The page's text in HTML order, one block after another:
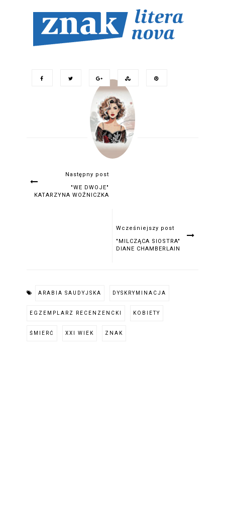
Następny post
"WE DWOJE"
KATARZYNA WOŹNICZKA
Wcześniejszy post
"MILCZĄCA SIOSTRA"
DIANE CHAMBERLAIN
ARABIA SAUDYJSKA DYSKRYMINACJA
EGZEMPLARZ RECENZENCKI KOBIETY
ŚMIERĆ XXI WIEK ZNAK